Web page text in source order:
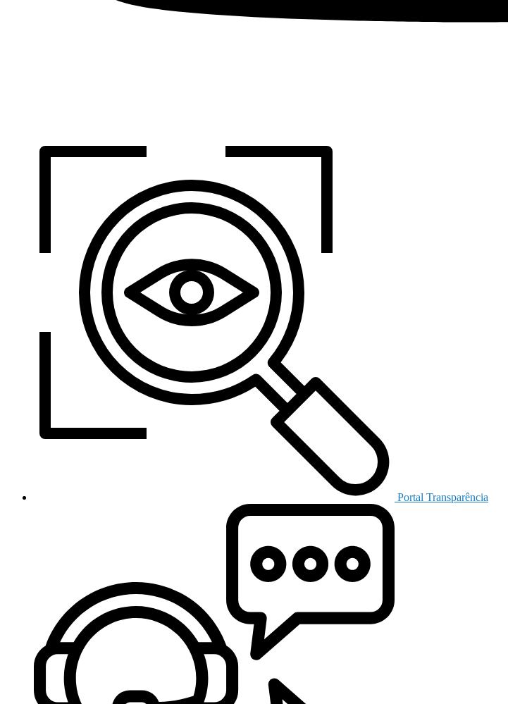
Portal Transparência